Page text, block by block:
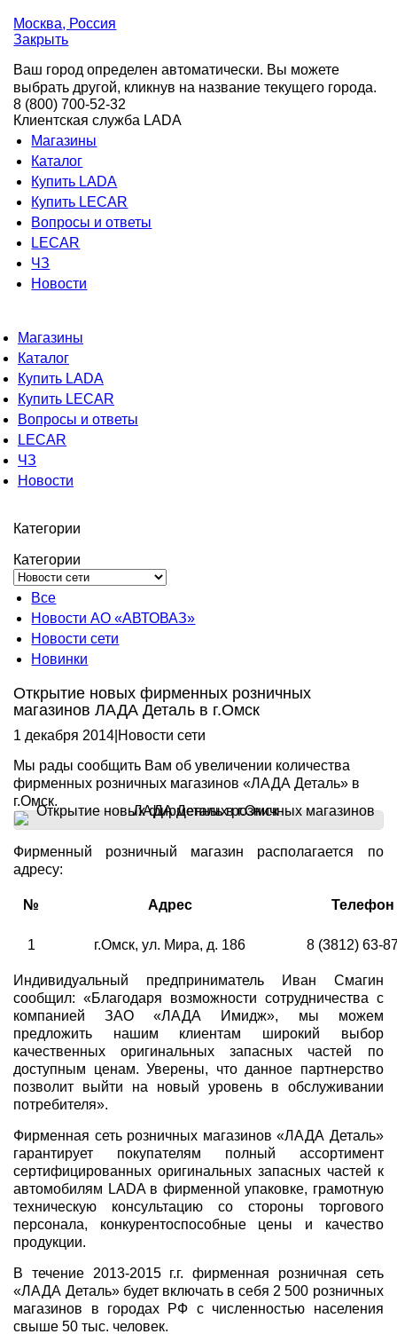
Москва, Россия
Закрыть
Ваш город определен автоматически. Вы можете
выбрать другой, кликнув на название текущего города.
8 (800) 700-52-32
Клиентская служба LADA
Магазины
Каталог
Купить LADA
Купить LECAR
Вопросы и ответы
LECAR
ЧЗ
Новости
Магазины
Каталог
Купить LADA
Купить LECAR
Вопросы и ответы
LECAR
ЧЗ
Новости
Категории
Категории
Все
Новости АО «АВТОВАЗ»
Новости сети
Новинки
Открытие новых фирменных розничных
магазинов ЛАДА Деталь в г.Омск
1 декабря 2014 Новости сети
Мы рады сообщить Вам об увеличении количества
фирменных розничных магазинов «ЛАДА Деталь» в
г.Омск.
Фирменный розничный магазин располагается по
адресу:
№ Адрес Телефон
1 г.Омск, ул. Мира, д. 186 8 (3812) 63-
Индивидуальный предприниматель Иван Смагин
сообщил: «Благодаря возможности сотрудничества с
компанией ЗАО «ЛАДА Имидж», мы можем
предложить нашим клиентам широкий выбор
качественных оригинальных запасных частей по
доступным ценам. Уверены, что данное партнерство
позволит выйти на новый уровень в обслуживании
потребителя».
Фирменная сеть розничных магазинов «ЛАДА Деталь»
гарантирует покупателям полный ассортимент
сертифицированных оригинальных запасных частей к
автомобилям LADA в фирменной упаковке, грамотную
техническую консультацию со стороны торгового
персонала, конкурентоспособные цены и качество
продукции.
В течение 2013-2015 г.г. фирменная розничная сеть
«ЛАДА Деталь» будет включать в себя 2 500 розничных
магазинов в городах РФ с численностью населения
свыше 50 тыс. человек.